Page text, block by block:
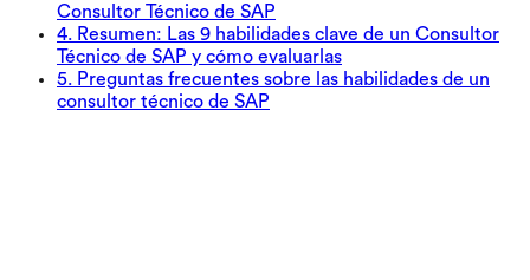
Consultor Técnico de SAP
4. Resumen: Las 9 habilidades clave de un Consultor
Técnico de SAP y cómo evaluarlas
5. Preguntas frecuentes sobre las habilidades de un
consultor técnico de SAP